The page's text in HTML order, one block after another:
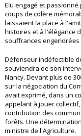
Elu engagé et
coups de colère
laissaient la place à
histoires et à l'élégance
souffrances engendrées
Défenseur indéfectible
souviendra de son
Nancy. Devant plus de
sur la négociation du
avait exprimé, dans un
appelant à jouer
contribution des
forêts. Une
ministre de l'Agriculture.